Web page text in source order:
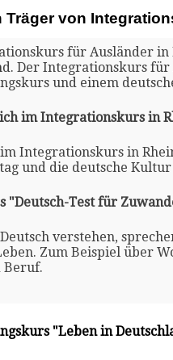
Träger von
für Ausländer
Der Integrationskurs
und einem
im Integrationskurs in
Integrationskurs in
und die deutsche
"Deutsch-Test für
verstehen,
Zum Beispiel über
Beruf.
"Leben in